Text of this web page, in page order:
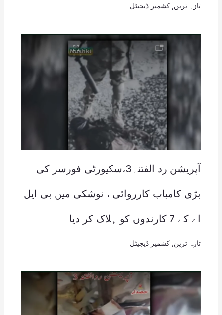
تازہ ترین کشمیر ڈیجیٹل
آپریشن رد الفتنہ3،سکیورٹی فورسز کی
بڑی کامیاب کارروائی ، نوشکی میں بی ایل
اے کے 7 کارندوں کو ہلاک کر دیا
تازہ ترین کشمیر ڈیجیٹل